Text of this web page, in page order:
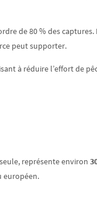
de 80 % des captures.
peut supporter.
à réduire l’effort de
représente environ
européen.